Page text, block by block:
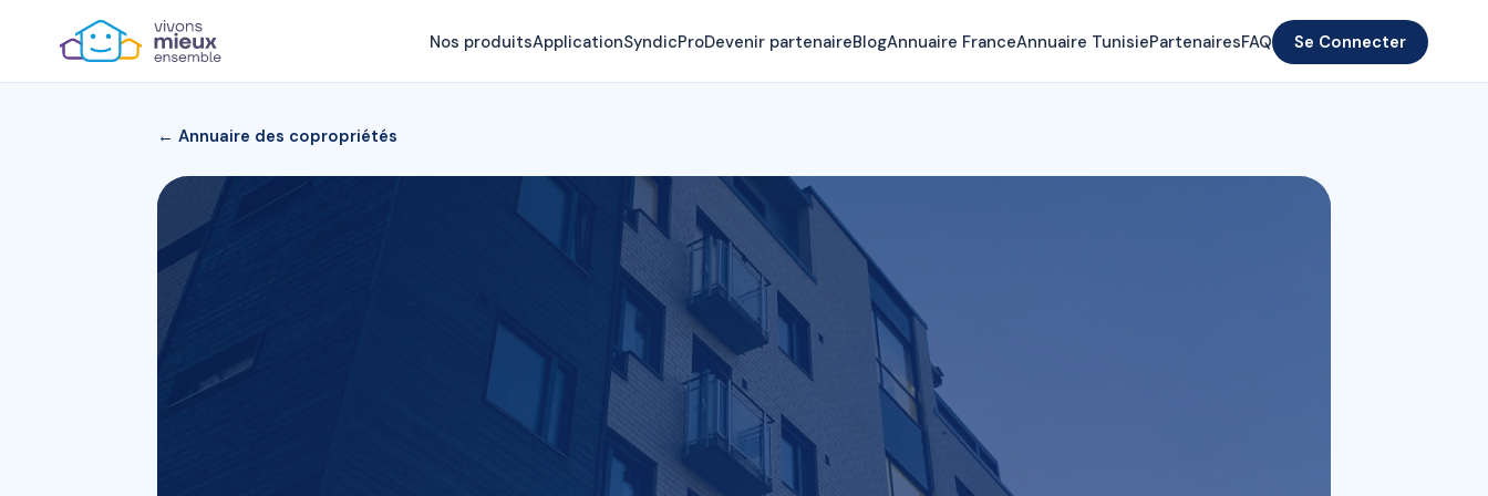
Nos produitsApplicationSyndicProDevenir partenaireBlogAnnuaire FranceAnnuaire TunisiePartenairesFAQ Se Connecter
← Annuaire des copropriétés